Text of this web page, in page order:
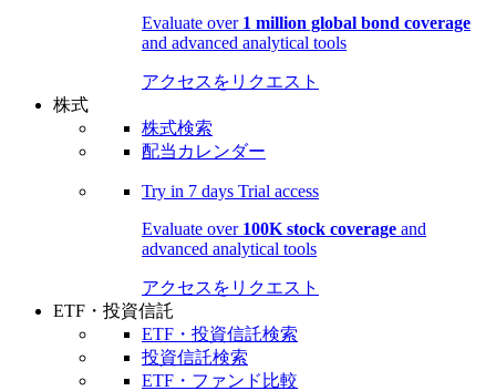
Evaluate over 1 million global bond coverage
and advanced analytical tools
アクセスをリクエスト
株式
株式検索
配当カレンダー
Try in 7 days Trial access
Evaluate over 100K stock coverage and
advanced analytical tools
アクセスをリクエスト
ETF・投資信託
ETF・投資信託検索
投資信託検索
ETF・ファンド比較